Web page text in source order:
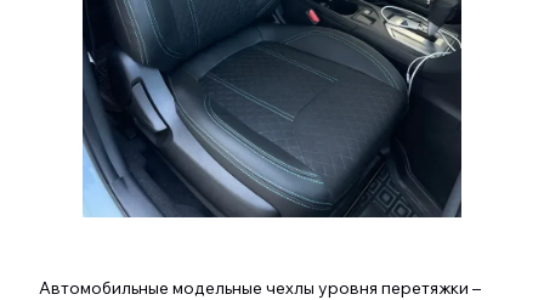
Автомобильные модельные чехлы уровня перетяжки –